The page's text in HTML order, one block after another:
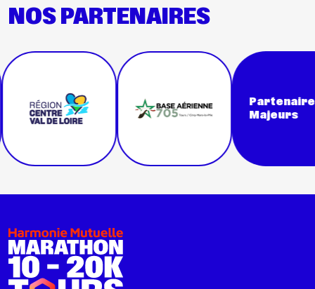
NOS PARTENAIRES
Partenaires
Majeurs